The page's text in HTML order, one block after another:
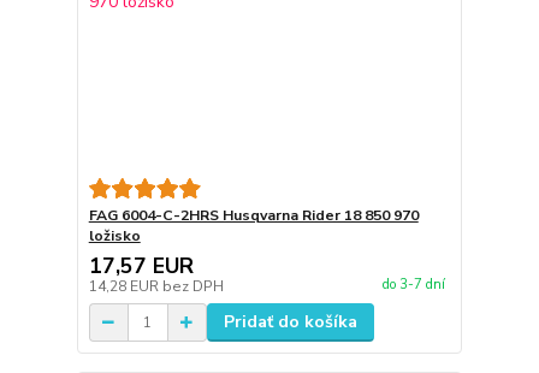
FAG 6004-C-2HRS Husqvarna Rider 18 850 970
ložisko
17,57 EUR
14,28 EUR bez DPH do 3-7 dní
Pridať do košíka